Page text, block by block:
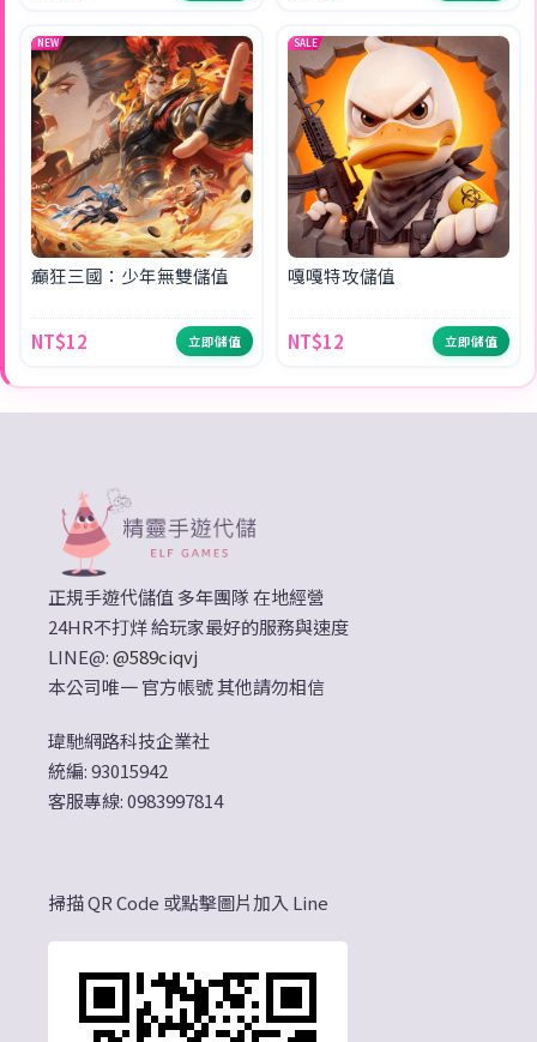
NEW
癲狂三國：少年無雙儲值
NT$12 立即儲值
SALE
嘎嘎特攻儲值
NT$12 立即儲值
正規手遊代儲值 多年團隊 在地經營
24HR不打烊 給玩家最好的服務與速度
LINE@:@589ciqvj
本公司唯一 官方帳號 其他請勿相信
瑋馳網路科技企業社
統編: 93015942
客服專線: 0983997814
掃描 QR Code 或點擊圖片加入 Line